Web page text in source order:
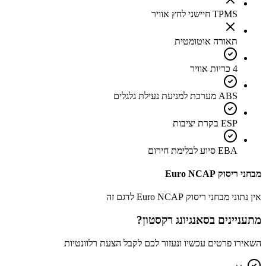
TPMS חיישני לחץ אוויר
תאורה אוטומטית
4 כריות אוויר
ABS מערכת למניעת נעילת גלגלים
ESP בקרת יציבות
EBA סיוע לבלימת חירום
מבחני ריסוק Euro NCAP
אין נתוני מבחני ריסוק Euro NCAP לדגם זה
מתעניינים בסאנגיונג רקסטון?
השאירו פרטים עכשיו ונעזור לכם לקבל הצעת רלוונטיות